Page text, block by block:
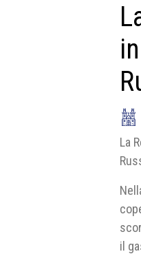
La
il